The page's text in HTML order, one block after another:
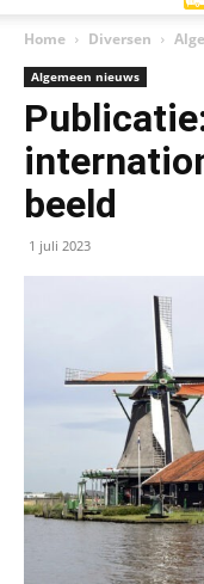
Home Diversen
Algemeen nieuws
beeld
1 juli 2023